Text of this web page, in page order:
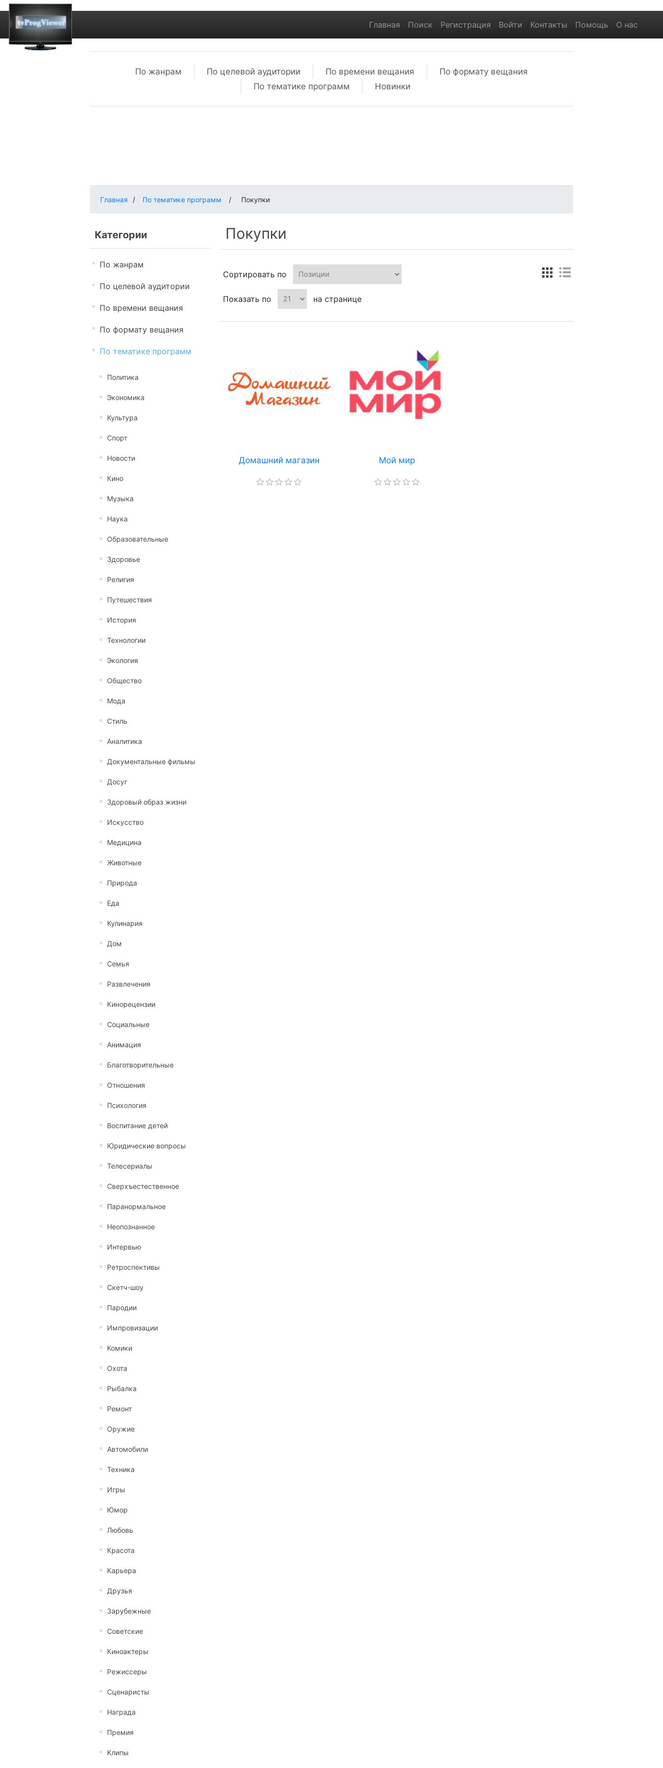
Главная Поиск Регистрация Войти Контакты Помощь О нас
По жанрам По целевой аудитории По времени вещания
По формату вещания
По тематике программ
Новинки
Главная / По тематике программ / Покупки
Категории
По жанрам
По целевой аудитории
По времени вещания
По формату вещания
По тематике программ
Политика
Экономика
Культура
Спорт
Новости
Кино
Музыка
Наука
Образовательные
Здоровье
Религия
Путешествия
История
Технологии
Экология
Общество
Мода
Стиль
Аналитика
Документальные фильмы
Досуг
Здоровый образ жизни
Искусство
Медицина
Животные
Природа
Еда
Кулинария
Дом
Семья
Развлечения
Кинорецензии
Социальные
Анимация
Благотворительные
Отношения
Психология
Воспитание детей
Юридические вопросы
Телесериалы
Сверхъестественное
Паранормальное
Неопознанное
Интервью
Ретроспективы
Скетч-шоу
Пародии
Импровизации
Комики
Охота
Рыбалка
Ремонт
Оружие
Автомобили
Техника
Игры
Юмор
Любовь
Красота
Карьера
Друзья
Зарубежные
Советские
Киноактеры
Режиссеры
Сценаристы
Награда
Премия
Клипы
Покупки
Сортировать по
Показать по на странице
Домашний магазин Мой мир